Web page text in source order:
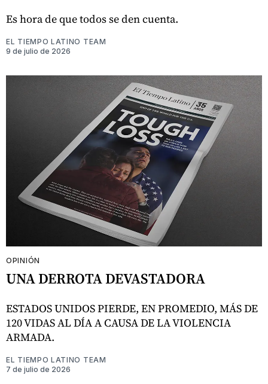
Es hora de que todos se den cuenta.
EL TIEMPO LATINO TEAM
9 de julio de 2026
OPINIÓN
UNA DERROTA DEVASTADORA
ESTADOS UNIDOS PIERDE, EN PROMEDIO, MÁS DE
120 VIDAS AL DÍA A CAUSA DE LA VIOLENCIA
ARMADA.
EL TIEMPO LATINO TEAM
7 de julio de 2026